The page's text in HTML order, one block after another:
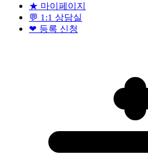
★ 마이페이지
💬 1:1 상담실
❤ 등록 신청